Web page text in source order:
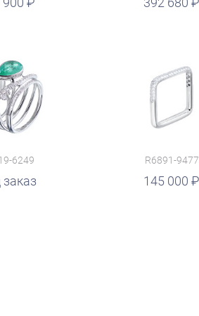
6249 R6891-9477
145 000